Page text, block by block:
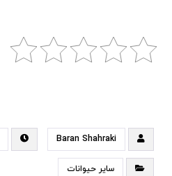
Baran Shahraki
سایر حیوانات